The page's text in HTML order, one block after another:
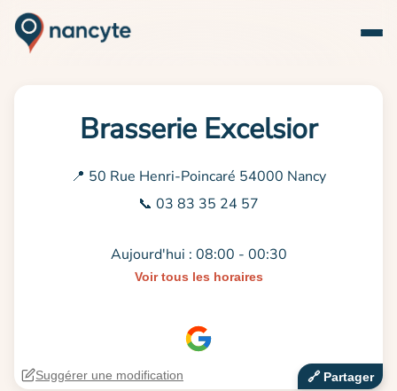
Brasserie Excelsior
📍 50 Rue Henri-Poincaré 54000 Nancy
📞 03 83 35 24 57
Aujourd'hui : 08:00 - 00:30
Voir tous les horaires
🔗‍️ Partager
Suggérer une modification